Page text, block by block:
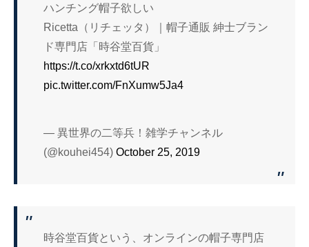
ハンチング帽子欲しい
Ricetta（リチェッタ）｜帽子通販 紳士ブラン
ド専門店「時谷堂百貨」
https://t.co/xrkxtd6tUR
pic.twitter.com/FnXumw5Ja4
— 異世界の二等兵！雑学チャンネル
(@kouhei454)October 25, 2019
時谷堂百貨という、オンラインの帽子専門店